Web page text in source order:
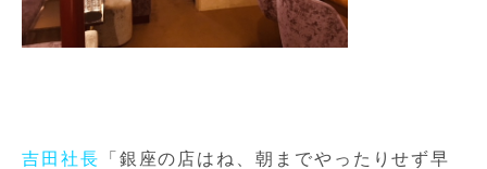
吉田社長 「銀座の店はね、朝までやったりせず早